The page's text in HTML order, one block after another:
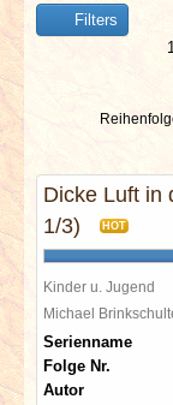
BERICHTE
SPECIALS
REDAKTION
LINKS
Filters
Dicke Luft in
1/3)
HOT
Kinder u. Jugend
Michael
Serienname
Folge Nr.
Autor